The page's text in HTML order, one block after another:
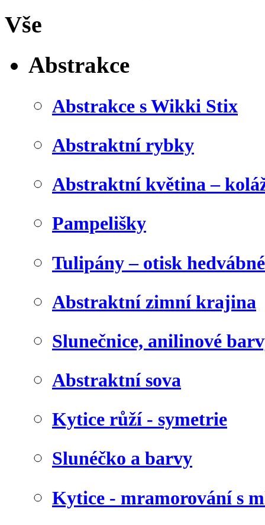
Vše
Abstrakce
Abstrakce s Wikki Stix
Abstraktní rybky
Abstraktní květina –
Pampelišky
Tulipány – otisk
Abstraktní zimní krajina
Slunečnice, anilinové
Abstraktní sova
Kytice růží - symetrie
Slunéčko a barvy
Kytice - mramorování s